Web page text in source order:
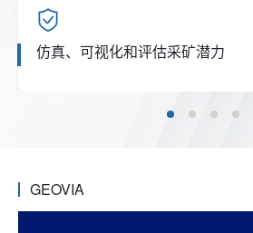
仿真、可视化和评估采矿潜力
GEOVIA